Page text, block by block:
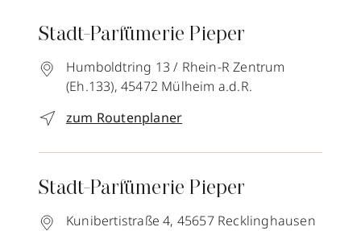
Stadt-Parfümerie Pieper
Humboldtring 13 / Rhein-R Zentrum
(Eh.133), 45472 Mülheim a.d.R.
zum Routenplaner
Stadt-Parfümerie Pieper
Kunibertistraße 4, 45657 Recklinghausen